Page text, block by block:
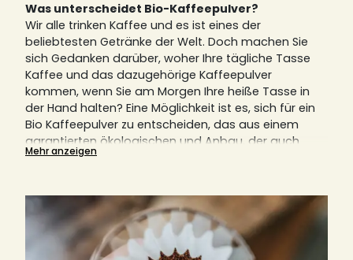
Was unterscheidet Bio-Kaffeepulver?
Wir alle trinken Kaffee und es ist eines der
beliebtesten Getränke der Welt. Doch machen Sie
sich Gedanken darüber, woher Ihre tägliche Tasse
Kaffee und das dazugehörige Kaffeepulver
kommen, wenn Sie am Morgen Ihre heiße Tasse in
der Hand halten? Eine Möglichkeit ist es, sich für ein
Bio Kaffeepulver zu entscheiden, das aus einem
garantierten ökologischen und Anbau, der auch
nachhaltig ist, stammt.
herkömmlicher Kaffee.Doch dies macht sich auch
im Geschmack bemerkbar, denn Bio Kaffee
schmeckt nicht nur gut. Beim Genuss Ihres Bio
Kaffees tun sie auch gleichzeitig der Umwelt etwas
Mehr anzeigen